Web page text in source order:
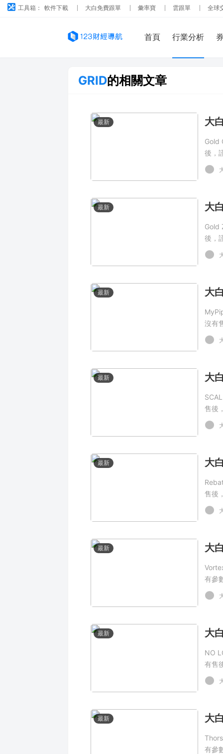
工具箱： 軟件下載 大白免費跟單 彙率寶 雲跟單 全球
首頁 行業分析
GRID的相關文章
最新
Gold
後，
最新
Gold
後，
最新
沒有
最新
售後
最新
售後
最新
有參
最新
NO
有售
最新
有參